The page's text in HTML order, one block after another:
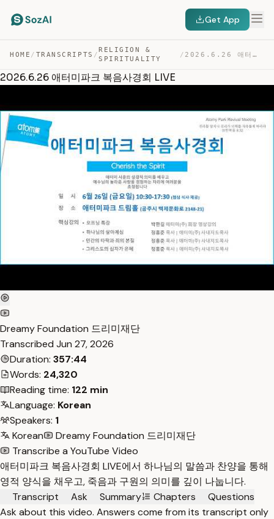
Get App
HOME / TRANSCRIPTS /
RELIGION &
SPIRITUALITY
/ 2026.6.26 애터미파크 복음사경회 LIVE — TRANSCRIPT
2026.6.26 애터미파크 복음사경회 LIVE
Dreamy Foundation 드리미재단
Transcribed Jun 27, 2026
Duration: 357:44
Words: 24,320
Reading time: 122 min
Language: Korean
Speakers: 1
Korean
Dreamy Foundation 드리미재단
Transcribe a YouTube Video
애터미파크 복음사경회 LIVE에서 하나님의 말씀과 찬양을 통해
영적 양식을 채우고, 죽음과 구원의 의미를 깊이 나눕니다.
Transcript
Ask Summary Chapters
Questions
Ask about this video. Answers come from its transcript only